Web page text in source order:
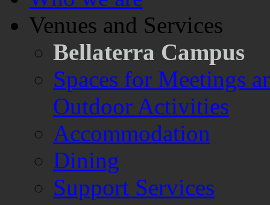
Venues and Services
Bellaterra Campus
Spaces for Meetings
Outdoor Activities
Accommodation
Dining
Support Services